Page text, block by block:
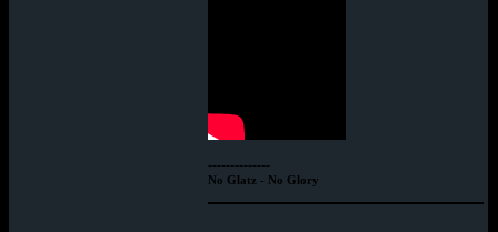
--------------
No Glatz - No Glory